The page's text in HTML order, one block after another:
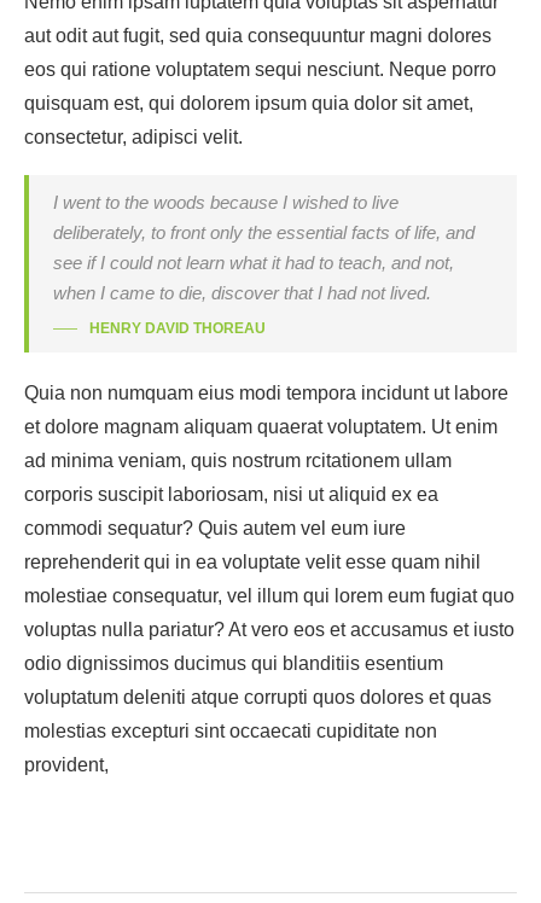
aut odit aut fugit, sed quia consequuntur magni dolores
eos qui ratione voluptatem sequi nesciunt. Neque porro
quisquam est, qui dolorem ipsum quia dolor sit amet,
consectetur, adipisci velit.
I went to the woods because I wished to live
deliberately, to front only the essential facts of life, and
see if I could not learn what it had to teach, and not,
when I came to die, discover that I had not lived.
HENRY DAVID THOREAU
Quia non numquam eius modi tempora incidunt ut labore
et dolore magnam aliquam quaerat voluptatem. Ut enim
ad minima veniam, quis nostrum rcitationem ullam
corporis suscipit laboriosam, nisi ut aliquid ex ea
commodi sequatur? Quis autem vel eum iure
reprehenderit qui in ea voluptate velit esse quam nihil
molestiae consequatur, vel illum qui lorem eum fugiat quo
voluptas nulla pariatur? At vero eos et accusamus et iusto
odio dignissimos ducimus qui blanditiis esentium
voluptatum deleniti atque corrupti quos dolores et quas
molestias excepturi sint occaecati cupiditate non
provident,